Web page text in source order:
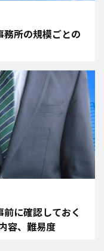
所の規模ごとの
に確認しておく
容、難易度